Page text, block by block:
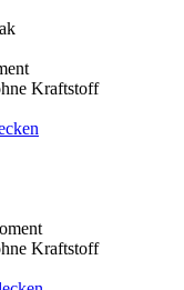
Kraftstoff
Kraftstoff